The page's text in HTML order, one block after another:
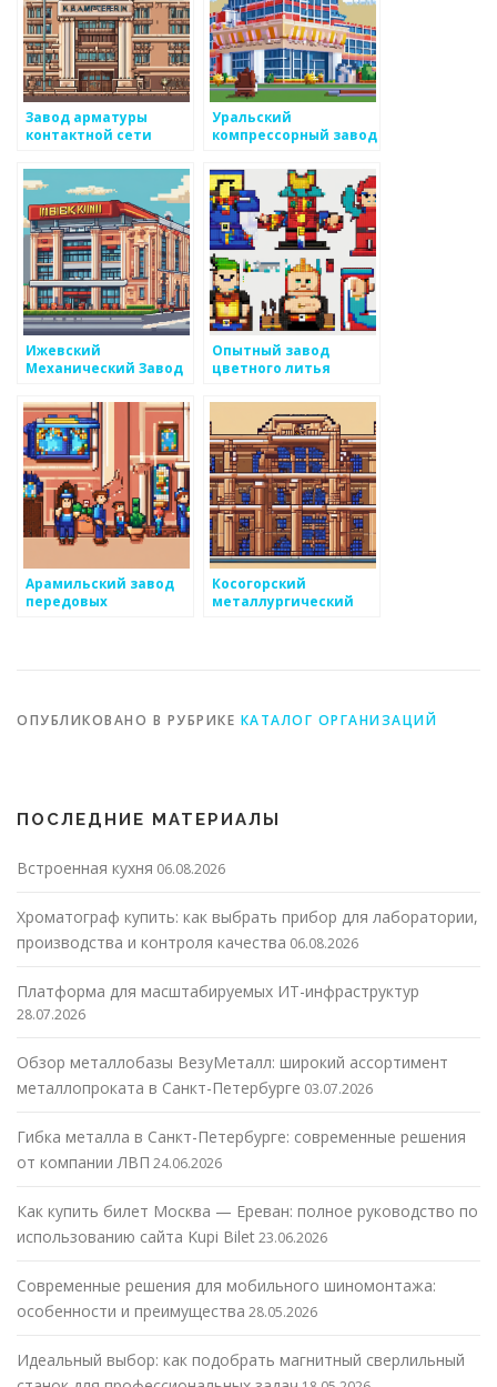
Завод арматуры
контактной сети
Уральский
компрессорный завод
Ижевский
Механический Завод
Опытный завод
цветного литья
Арамильский завод
передовых
Косогорский
металлургический
ОПУБЛИКОВАНО В РУБРИКЕ КАТАЛОГ ОРГАНИЗАЦИЙ
ПОСЛЕДНИЕ МАТЕРИАЛЫ
Встроенная кухня 06.08.2026
Хроматограф купить: как выбрать прибор для лаборатории,
производства и контроля качества 06.08.2026
Платформа для масштабируемых ИТ-инфраструктур
28.07.2026
Обзор металлобазы ВезуМеталл: широкий ассортимент
металлопроката в Санкт-Петербурге 03.07.2026
Гибка металла в Санкт-Петербурге: современные решения
от компании ЛВП 24.06.2026
Как купить билет Москва — Ереван: полное руководство по
использованию сайта Kupi Bilet23.06.2026
Современные решения для мобильного шиномонтажа:
особенности и преимущества 28.05.2026
Идеальный выбор: как подобрать магнитный сверлильный